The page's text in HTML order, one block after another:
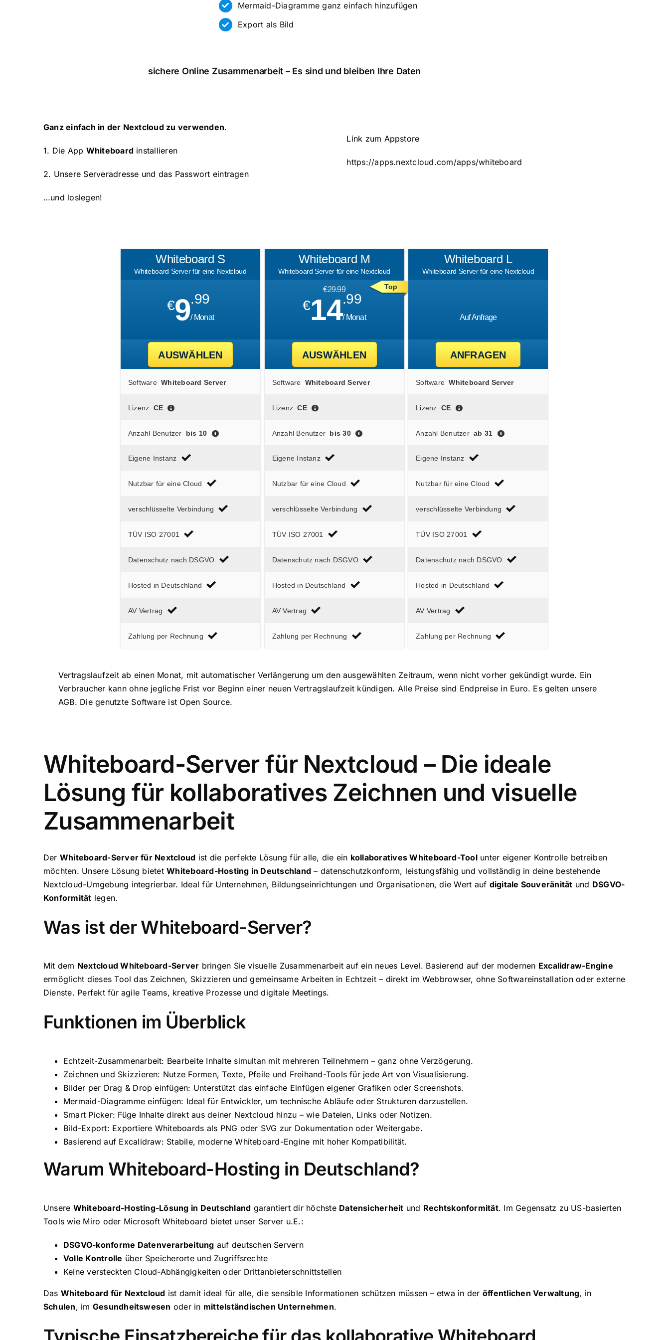
Mermaid-Diagramme ganz einfach hinzufügen
Export als Bild
sichere Online Zusammenarbeit – Es sind und bleiben Ihre Daten
Ganz einfach in der Nextcloud zu verwenden.
1. Die App Whiteboard installieren
2. Unsere Serveradresse und das Passwort eintragen
…und loslegen!
Link zum Appstore
https://apps.nextcloud.com/apps/whiteboard
Whiteboard S
Whiteboard Server für eine Nextcloud
€9.99
/ Monat
AUSWÄHLEN
Software Whiteboard Server
Lizenz CE
Anzahl Benutzer bis 10
Eigene Instanz
Nutzbar für eine Cloud
verschlüsselte Verbindung
TÜV ISO 27001
Datenschutz nach DSGVO
Hosted in Deutschland
AV Vertrag
Zahlung per Rechnung
Top
Whiteboard M
Whiteboard Server für eine Nextcloud
€29.99
€14.99
/ Monat
AUSWÄHLEN
Software Whiteboard Server
Lizenz CE
Anzahl Benutzer bis 30
Eigene Instanz
Nutzbar für eine Cloud
verschlüsselte Verbindung
TÜV ISO 27001
Datenschutz nach DSGVO
Hosted in Deutschland
AV Vertrag
Zahlung per Rechnung
Whiteboard L
Whiteboard Server für eine Nextcloud
Auf Anfrage
ANFRAGEN
Software Whiteboard Server
Lizenz CE
Anzahl Benutzer ab 31
Eigene Instanz
Nutzbar für eine Cloud
verschlüsselte Verbindung
TÜV ISO 27001
Datenschutz nach DSGVO
Hosted in Deutschland
AV Vertrag
Zahlung per Rechnung
Vertragslaufzeit ab einen Monat, mit automatischer Verlängerung um den ausgewählten Zeitraum, wenn nicht vorher gekündigt wurde. Ein
Verbraucher kann ohne jegliche Frist vor Beginn einer neuen Vertragslaufzeit kündigen. Alle Preise sind Endpreise in Euro. Es gelten unsere
AGB. Die genutzte Software ist Open Source.
Whiteboard-Server für Nextcloud – Die ideale
Lösung für kollaboratives Zeichnen und visuelle
Zusammenarbeit
Der Whiteboard-Server für Nextcloud ist die perfekte Lösung für alle, die ein kollaboratives Whiteboard-Toolunter eigener Kontrolle betreiben
möchten. Unsere Lösung bietetWhiteboard-Hosting in Deutschland – datenschutzkonform, leistungsfähig und vollständig in deine bestehende
Nextcloud-Umgebung integrierbar. Ideal für Unternehmen, Bildungseinrichtungen und Organisationen, die Wert auf digitale Souveränität und DSGVO-
Konformität legen.
Was ist der Whiteboard-Server?
Mit dem Nextcloud Whiteboard-Server bringen Sie visuelle Zusammenarbeit auf ein neues Level. Basierend auf der modernen Excalidraw-Engine
ermöglicht dieses Tool das Zeichnen, Skizzieren und gemeinsame Arbeiten in Echtzeit – direkt im Webbrowser, ohne Softwareinstallation oder externe
Dienste. Perfekt für agile Teams, kreative Prozesse und digitale Meetings.
Funktionen im Überblick
Echtzeit-Zusammenarbeit: Bearbeite Inhalte simultan mit mehreren Teilnehmern – ganz ohne Verzögerung.
Zeichnen und Skizzieren: Nutze Formen, Texte, Pfeile und Freihand-Tools für jede Art von Visualisierung.
Bilder per Drag & Drop einfügen: Unterstützt das einfache Einfügen eigener Grafiken oder Screenshots.
Mermaid-Diagramme einfügen: Ideal für Entwickler, um technische Abläufe oder Strukturen darzustellen.
Smart Picker: Füge Inhalte direkt aus deiner Nextcloud hinzu – wie Dateien, Links oder Notizen.
Bild-Export: Exportiere Whiteboards als PNG oder SVG zur Dokumentation oder Weitergabe.
Basierend auf Excalidraw: Stabile, moderne Whiteboard-Engine mit hoher Kompatibilität.
Warum Whiteboard-Hosting in Deutschland?
Unsere Whiteboard-Hosting-Lösung in Deutschland garantiert dir höchste Datensicherheit und Rechtskonformität. Im Gegensatz zu US-basierten
Tools wie Miro oder Microsoft Whiteboard bietet unser Server u.E.:
DSGVO-konforme Datenverarbeitung auf deutschen Servern
Volle Kontrolle über Speicherorte und Zugriffsrechte
Keine versteckten Cloud-Abhängigkeiten oder Drittanbieterschnittstellen
Das Whiteboard für Nextcloud ist damit ideal für alle, die sensible Informationen schützen müssen – etwa in der öffentlichen Verwaltung, in
Schulen, im Gesundheitswesen oder in mittelständischen Unternehmen.